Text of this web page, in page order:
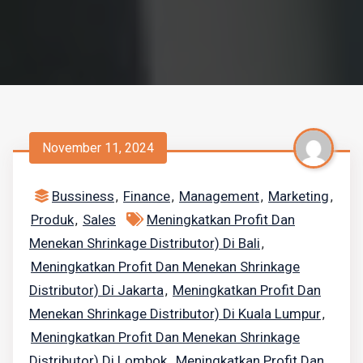
November 11, 2024
Bussiness, Finance, Management, Marketing,
Produk, Sales
Meningkatkan Profit Dan
Menekan Shrinkage Distributor) Di Bali,
Meningkatkan Profit Dan Menekan Shrinkage
Distributor) Di Jakarta, Meningkatkan Profit Dan
Menekan Shrinkage Distributor) Di Kuala Lumpur,
Meningkatkan Profit Dan Menekan Shrinkage